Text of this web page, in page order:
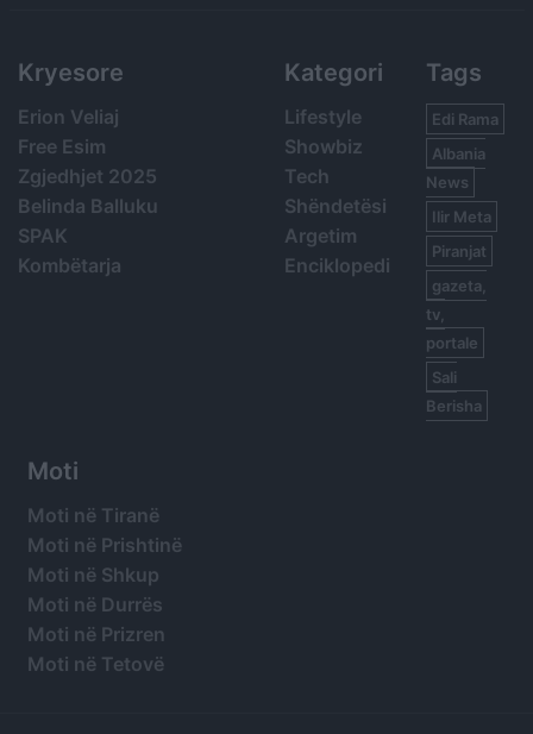
Kryesore
Erion Veliaj
Free Esim
Zgjedhjet 2025
Belinda Balluku
SPAK
Kombëtarja
Kategori
Lifestyle
Showbiz
Tech
Shëndetësi
Argetim
Enciklopedi
Tags
Edi Rama
Albania
News
Ilir Meta
Piranjat
gazeta,
tv,
portale
Sali
Berisha
Moti
Moti në Tiranë
Moti në Prishtinë
Moti në Shkup
Moti në Durrës
Moti në Prizren
Moti në Tetovë